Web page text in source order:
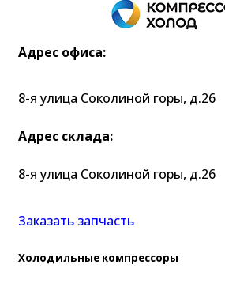
Адрес офиса:
8-я улица Соколиной горы, д.26
Адрес склада:
8-я улица Соколиной горы, д.26
Заказать запчасть
Холодильные компрессоры